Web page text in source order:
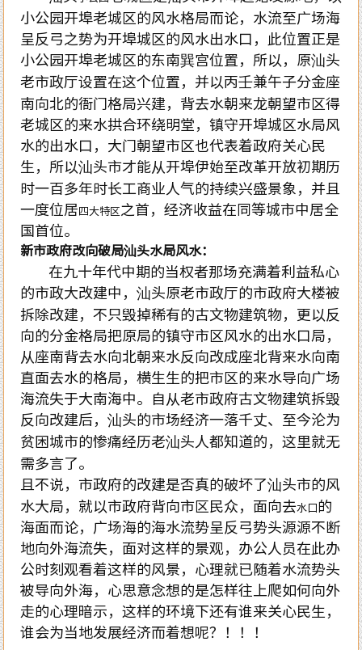
小公园开埠老城区的风水格局而论，水流至广场海
呈反弓之势为开埠城区的风水出水口，此位置正是
小公园开埠老城区的东南巽宫位置，所以，原汕头
老市政厅设置在这个位置，并以丙壬兼午子分金座
南向北的衙门格局兴建，背去水朝来龙朝望市区得
老城区的来水拱合环绕明堂，镇守开埠城区水局风
水的出水口，大门朝望市区也代表着政府关心民
生，所以汕头市才能从开埠伊始至改革开放初期历
时一百多年时长工商业人气的持续兴盛景象，并且
一度位居四大特区之首，经济收益在同等城市中居全
国首位。
新市政府改向破局汕头水局风水：
在九十年代中期的当权者那场充满着利益私心
的市政大改建中，汕头原老市政厅的市政府大楼被
拆除改建，不只毁掉稀有的古文物建筑物，更以反
向的分金格局把原局的镇守市区风水的出水口局，
从座南背去水向北朝来水反向改成座北背来水向南
直面去水的格局，横生生的把市区的来水导向广场
海流失于大南海中。自从老市政府古文物建筑拆毁
反向改建后，汕头的市场经济一落千丈、至今沦为
贫困城市的惨痛经历老汕头人都知道的，这里就无
需多言了。
且不说，市政府的改建是否真的破坏了汕头市的风
水大局，就以市政府背向市区民众，面向去水口的
海面而论，广场海的海水流势呈反弓势头源源不断
地向外海流失，面对这样的景观，办公人员在此办
公时刻观看着这样的风景，心理就已随着水流势头
被导向外海，心思意念想的是怎样往上爬如何向外
走的心理暗示，这样的环境下还有谁来关心民生，
谁会为当地发展经济而着想呢？！！！